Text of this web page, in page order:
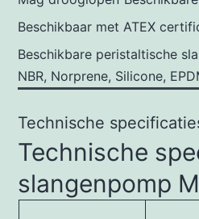
Beschikbaar met ATEX
Beschikbare peristaltische
NBR, Norprene, Silicone,
Technische
Technische
slangenpomp